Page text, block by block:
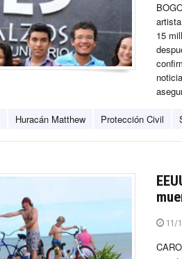
15
Huracán Matthew Protección Civil
11/